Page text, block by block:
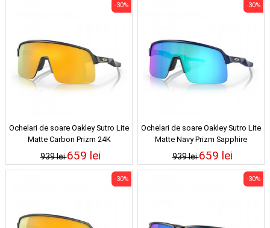
Ochelari de soare Oakley Sutro Lite
Matte Carbon Prizm 24K
939 lei
-30%
659 lei
Ochelari de soare Oakley Sutro Lite
Matte Navy Prizm Sapphire
939 lei
-30%
659 lei
-30% -30%